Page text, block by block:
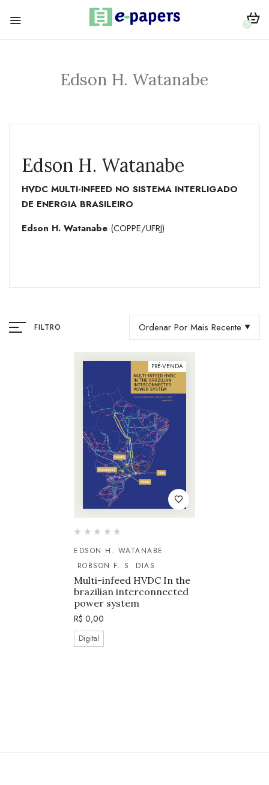
0
Edson H. Watanabe
Edson H. Watanabe
HVDC MULTI-INFEED NO SISTEMA INTERLIGADO
DE ENERGIA BRASILEIRO
Edson H. Watanabe (COPPE/UFRJ)
FILTRO Ordenar Por Mais Recente
PRÉ-VENDA
EDSON H. WATANABE
ROBSON F. S. DIAS
Multi-infeed HVDC In the
brazilian interconnected
power system
R$ 0,00
Digital